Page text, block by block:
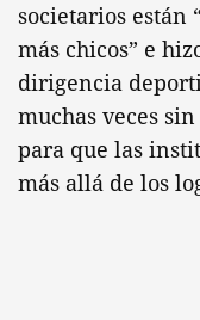
societarios están
más chicos” e
dirigencia
muchas veces
para que las
más allá de los